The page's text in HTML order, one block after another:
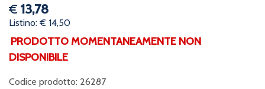
€ 13,78
Listino: € 14,50
PRODOTTO MOMENTANEAMENTE NON
DISPONIBILE
Codice prodotto: 26287